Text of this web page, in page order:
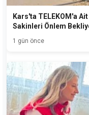
Kars'ta TELEKOM'a
Sakinleri Önlem
1 gün önce